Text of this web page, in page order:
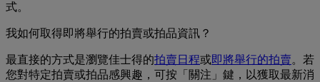
式。
我如何取得即將舉行的拍賣或拍品資訊？
最直接的方式是瀏覽佳士得的拍賣日程或即將舉行的拍賣。若
您對特定拍賣或拍品感興趣，可按「關注」鍵，以獲取最新消